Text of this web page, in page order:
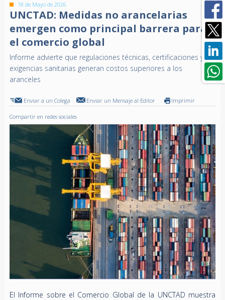
18 de Mayo de 2026
UNCTAD: Medidas no arancelarias
emergen como principal barrera para
el comercio global
Informe advierte que regulaciones técnicas, certificaciones y
exigencias sanitarias generan costos superiores a los
aranceles
Enviar a un Colega Enviar un Mensaje al Editor Imprimir
Compartir en redes sociales
El Informe sobre el Comercio Global de la UNCTAD muestra